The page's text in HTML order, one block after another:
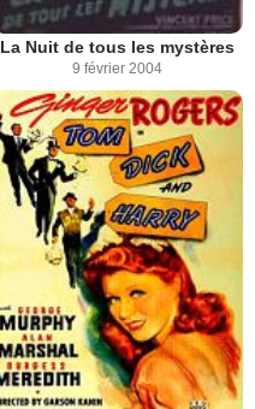
La Nuit de tous les mystères
9 février 2004